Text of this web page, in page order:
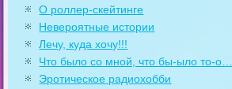
О роллер-скейтинге
Невероятные истории
Лечу, куда хочу!!!
Что было со мной, что бы-ыло то-о…
Эротическое радиохобби